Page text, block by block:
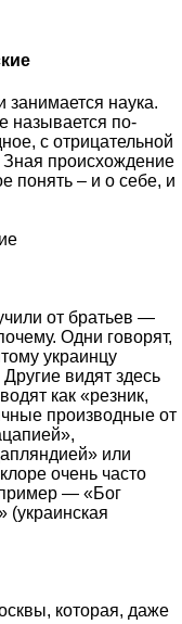
наука.
называется по-
с отрицательной
Зная происхождение
понять – и о себе, и
от братьев —
Одни говорят,
украинцу
видят здесь
как «резник,
производные от
или
очень часто
пример — «Бог
(украинская
которая, даже